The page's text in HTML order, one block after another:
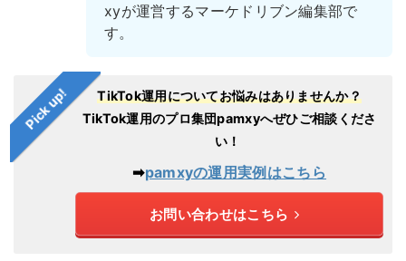
xyが運営するマーケドリブン編集部で
す。
Pick up!
TikTok運用についてお悩みはありませんか？
TikTok運用のプロ集団pamxyへぜひご相談くださ
い！
➡︎pamxyの運用実例はこちら
お問い合わせはこちら